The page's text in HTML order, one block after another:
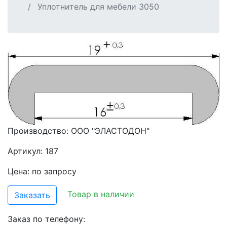
Уплотнитель для мебели 3050
Производство: ООО "ЭЛАСТОДОН"
Артикул: 187
Цена: по запросу
Заказать Товар в наличии
Заказ по телефону: